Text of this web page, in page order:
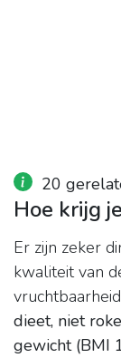
20
Hoe krijg
Er zijn zeker
kwaliteit van
dieet, niet
gewicht (BMI